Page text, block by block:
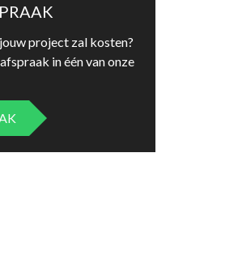
project zal kosten?
in één van onze